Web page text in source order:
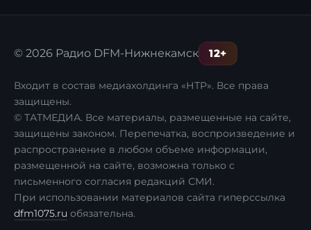
© 2026 Радио DFM-Нижнекамск 12+
Входит в состав медиахолдинга «НТР». Все права
защищены.
© ТАТМЕДИА. Все материалы, размещенные на сайте,
защищены законом. Перепечатка, воспроизведение и
распространение в любом объеме информации,
размещенной на сайте, возможна только с
письменного согласия редакций СМИ.
При использовании материалов сайта гиперссылка
dfm1075.ru обязательна.